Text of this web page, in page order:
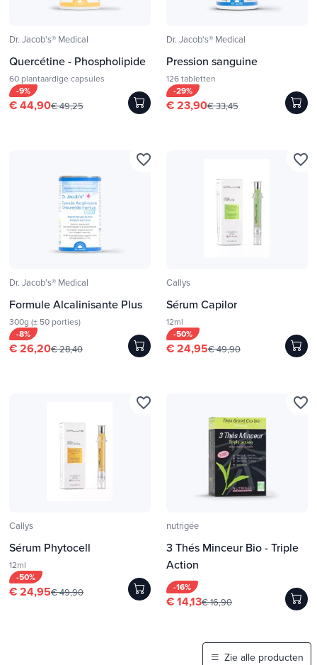
Dr. Jacob's® Medical
Quercétine - Phospholipide
60 plantaardige capsules
-9%
€ 44,90€ 49,25
Dr. Jacob's® Medical
Pression sanguine
126 tabletten
-29%
€ 23,90€ 33,45
Dr. Jacob's® Medical
Formule Alcalinisante Plus
300g (± 50 porties)
-8%
€ 26,20€ 28,40
favorite_border
Callys
Sérum Capilor
12ml
-50%
€ 24,95€ 49,90
favorite_border
Callys
Sérum Phytocell
12ml
-50%
€ 24,95€ 49,90
favorite_border
nutrigée
3 Thés Minceur Bio - Triple
Action
-16%
€ 14,13€ 16,90
favorite_border
Zie alle producten